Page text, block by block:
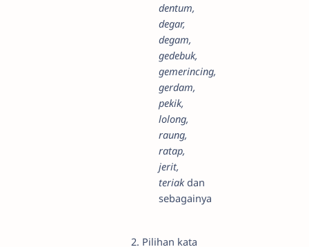
dentum,
degar,
degam,
gedebuk,
gemerincing,
gerdam,
pekik,
lolong,
raung,
ratap,
jerit,
teriakdan
sebagainya
2. Pilihan kata